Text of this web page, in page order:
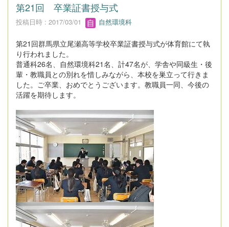
第21回 卒業証書授与式
投稿日時 : 2017/03/01 自然環境科
第21回群馬県立尾瀬高等学校卒業証書授与式が体育館にて執
り行われました。
普通科26名、自然環境科21名、計47名が、学舎や同級生・後
輩・教職員との別れを惜しみながら、本校を巣立って行きま
した。ご卒業、おめでとうございます。教職員一同、今後の
活躍を期待します。